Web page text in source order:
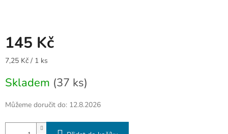
145 Kč
Měrná
7,25 Kč / 1 ks
Skladem (37 ks)
Můžeme doručit do: 12.8.2026